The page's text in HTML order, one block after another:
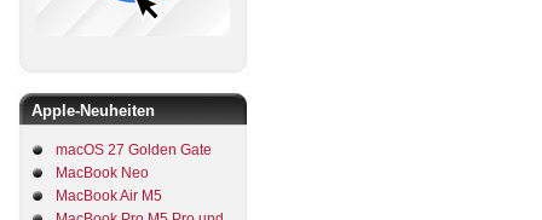
Apple-Neuheiten
macOS 27 Golden Gate
MacBook Neo
MacBook Air M5